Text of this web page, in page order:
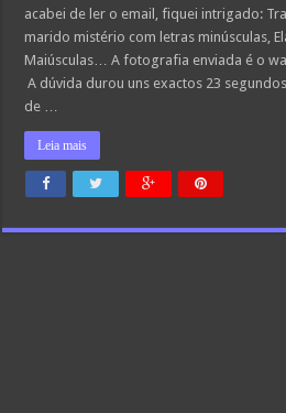
acabei de ler o email, fiquei intrigado:
marido mistério com letras minúsculas,
Maiúsculas… A fotografia enviada é o
A dúvida durou uns exactos 23
de …
Leia mais